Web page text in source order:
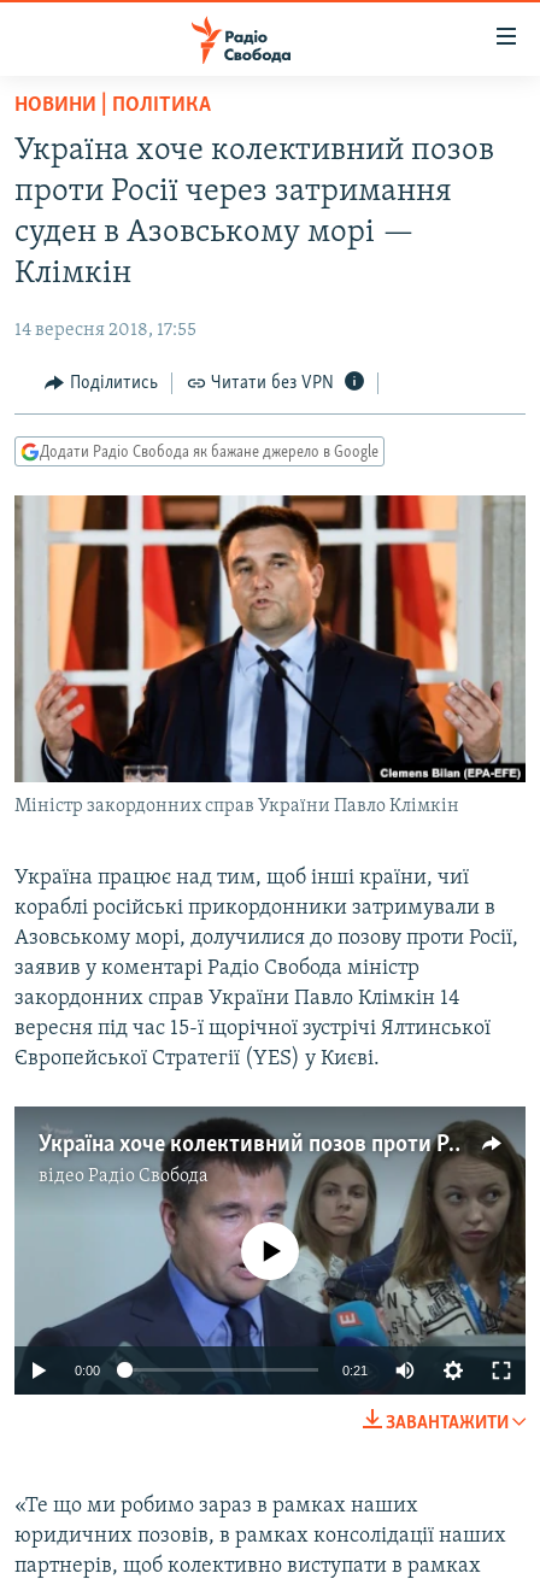
Перейти
основного
матеріалу
Перейти
до
основної
Перейти
пошуку
ВСЕ ЗА ДОБУ
СТАТТІ
ПОЛІТИКА
СУСПІЛЬСТВО
КУЛЬТУРА
СПОРТ
ВІЙНА
ДОНБАС.РЕАЛІЇ
КРИМ.РЕАЛІЇ
ТИ ЯК?
КИТАЙ.ВИКЛИКИ
МУЛЬТИМЕДІА
ФОТО
СПЕЦПРОЄКТИ
ПОДКАСТИ
КРИМ РЕАЛІЇ
РУС
КТАТ
ДОЛУЧАЙСЯ!
Усі сайти RFE/RL
НОВИНИ | ПОЛІТИКА
Україна хоче колективний позов
проти Росії через затримання
суден в Азовському морі —
Клімкін
14 вересня 2018, 17:55
Поділитись Читати без VPN
Додати Радіо Свобода як бажане джерело в Google
Міністр закордонних справ України Павло Клімкін
Україна працює над тим, щоб інші країни, чиї
кораблі російські прикордонники затримували в
Азовському морі, долучилися до позову проти Росії,
заявив у коментарі Радіо Свобода міністр
закордонних справ України Павло Клімкін 14
вересня під час 15-ї щорічної зустрічі Ялтинської
Європейської Стратегії (YES) у Києві.
Україна хоче колективний позов проти Росії через затримання суден в Азовському морі — Клімкін
відеоРадіо Свобода
No media source currently available
0:00 0:21
ЗАВАНТАЖИТИ
«Те що ми робимо зараз в рамках наших
юридичних позовів, в рамках консолідації наших
партнерів, щоб колективно виступати в рамках